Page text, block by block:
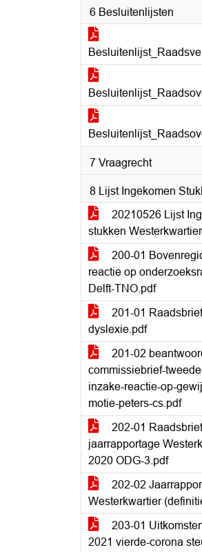
6 Besluitenlijsten
7 Vraagrecht
8 Lijst Ingekomen
20210526 Lijst
stukken
200-01
reactie op
Delft-TNO.pdf
201-01 Raadsbrief
dyslexie.pdf
201-02
commissiebrief-
inzake-reactie-op-
motie-peters-cs.pdf
202-01 Raadsbrief
jaarrapportage
2020 ODG-3.pdf
202-02
Westerkwartier
203-01
2021 vierde-corona